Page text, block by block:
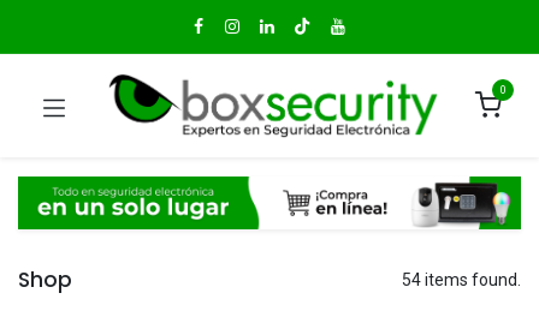
0
Shop 54 items found.